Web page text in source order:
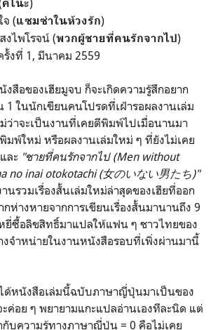
คิโนะ)
(แซมซ่าในห้วงรัก)
พโรจน์ (พวกผู้ชายที่คนรักจากไป)
งที่ 1, มีนาคม 2559
ของเฮียมูจบ ก็จะเกิดความรู้สึกอยาก
1 ในนักเขียนคนโปรดที่เฝ้ารอผลงานเล่ม
ว่าจะเป็นงานที่เคยตีพิมพ์ไปเมื่อนานมา
พ์ใหม่ หรือผลงานเล่มใหม่ ๆ ที่ยังไม่เคย
ละ "ชายที่คนรักจากไป (Men without
no inai otokotachi (女のいない男たち)"
รวมเรื่องสั้นเล่มใหม่ล่าสุดของเฮียที่ออก
ห่างหายจากการเขียนเรื่องสั้นมานานถึง 9
ยี่ซื้อลิขสิทธิ์มาแปลให้แฟน ๆ ชาวไทยของ
งจำหน่ายในงานหนังสือรอบที่เพิ่งผ่านมานี้
นังสือเล่มนี้ฉบับภาษาญี่ปุ่นมาเป็นของ
ค่อย ๆ พยายามแกะแปลอ่านเองทีละนิด แต่
บความรู้ทางภาษาญี่ปุ่น = 0 คือไม่เคย